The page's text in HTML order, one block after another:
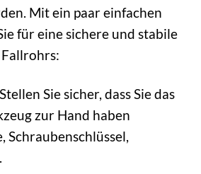
Mit ein paar einfachen
für eine sichere und stabile
Stellen Sie sicher, dass Sie das
zur Hand haben
Schraubenschlüssel,